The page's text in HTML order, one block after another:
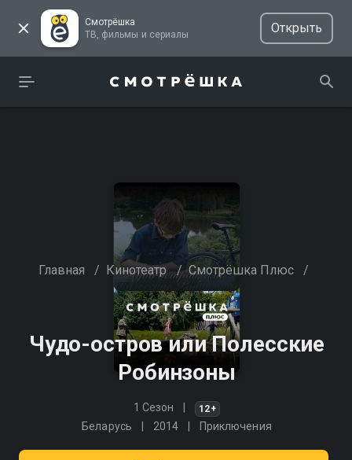
Смотрёшка
ТВ, фильмы и сериалы
Открыть
Главная / Кинотеатр / Смотрёшка Плюс /
Чудо-остров или Полесские
Робинзоны
1 Сезон 12+
Беларусь 2014 Приключения